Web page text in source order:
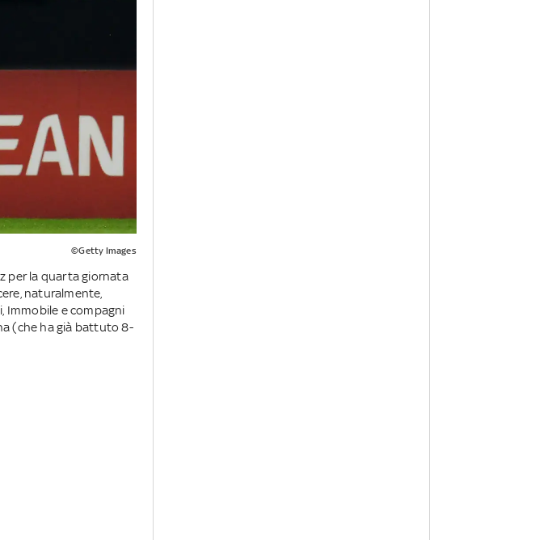
©Getty Images
per la quarta giornata
naturalmente,
Immobile e compagni
(che ha già battuto 8-